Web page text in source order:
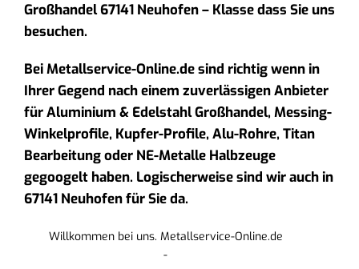
Großhandel 67141 Neuhofen – Klasse dass Sie uns
besuchen.
Bei Metallservice-Online.de sind richtig wenn in
Ihrer Gegend nach einem zuverlässigen Anbieter
für Aluminium & Edelstahl Großhandel, Messing-
Winkelprofile, Kupfer-Profile, Alu-Rohre, Titan
Bearbeitung oder NE-Metalle Halbzeuge
gegoogelt haben. Logischerweise sind wir auch in
67141 Neuhofen für Sie da.
Willkommen bei uns. Metallservice-Online.de
-